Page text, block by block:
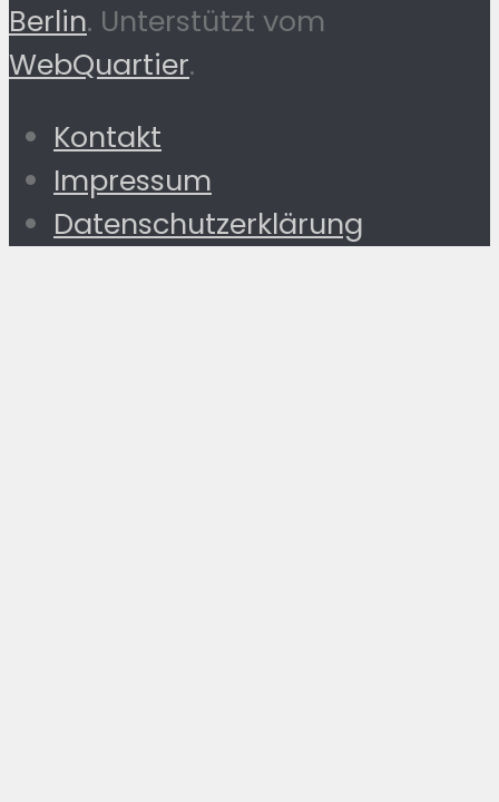
Berlin. Unterstützt vom
WebQuartier.
Kontakt
Impressum
Datenschutzerklärung